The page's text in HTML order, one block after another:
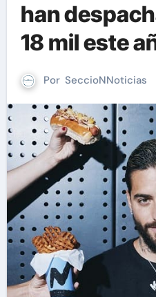
han
18 mil este
Por SeccioNNoticias